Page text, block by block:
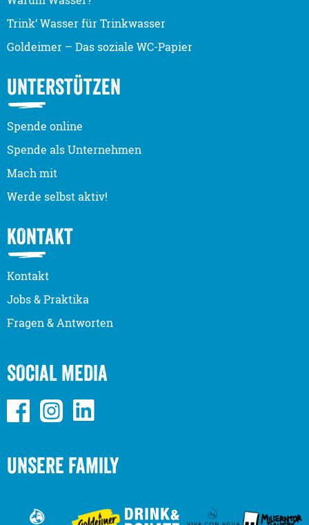
Trink‘ Wasser für Trinkwasser
Goldeimer – Das soziale WC-Papier
UNTERSTÜTZEN
Spende online
Spende als Unternehmen
Mach mit
Werde selbst aktiv!
KONTAKT
Kontakt
Jobs & Praktika
Fragen & Antworten
SOCIAL MEDIA
UNSERE FAMILY